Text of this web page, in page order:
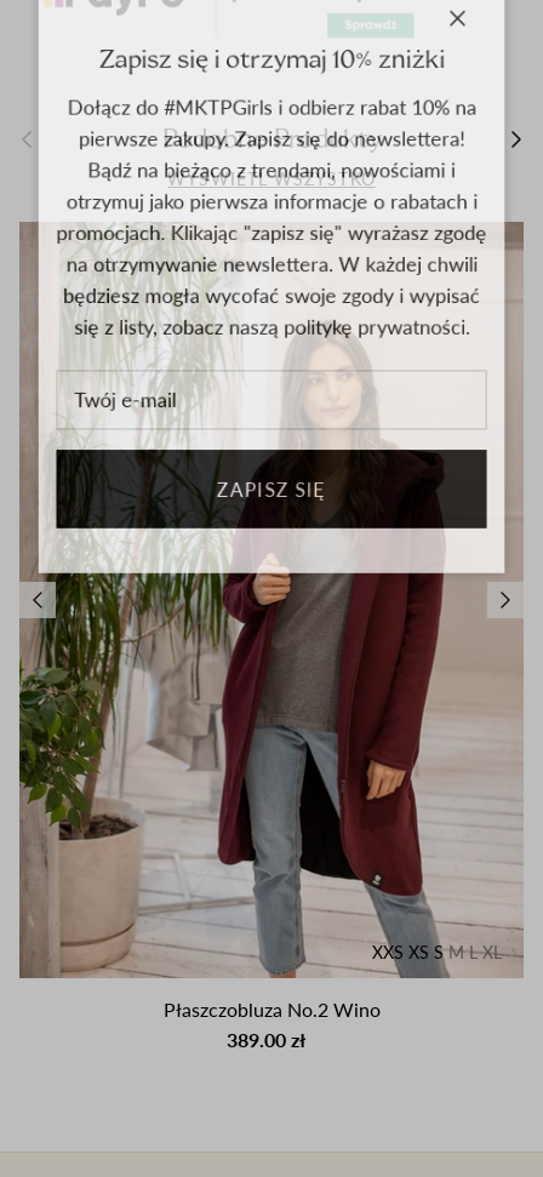
Previous Podobne Produkty
WYŚWIETL WSZYSTKO
XXS XS S M L XL
Płaszczobluza No.2 Wino
389.00 zł
Zapisz się i otrzymaj 10% zniżki
Dołącz do #MKTPGirls i odbierz rabat 10% na
pierwsze zakupy. Zapisz się do newslettera!
Bądź na bieżąco z trendami, nowościami i
otrzymuj jako pierwsza informacje o rabatach i
promocjach. Klikając "zapisz się" wyrażasz zgodę
na otrzymywanie newslettera. W każdej chwili
będziesz mogła wycofać swoje zgody i wypisać
się z listy, zobacz naszą politykę prywatności.
ZAPISZ SIĘ